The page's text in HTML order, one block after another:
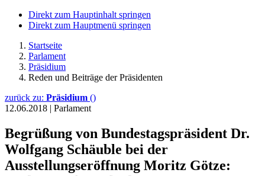
Direkt zum Hauptinhalt springen
Direkt zum Hauptmenü springen
Startseite
Parlament
Präsidium
Reden und Beiträge der Präsidenten
zurück zu: Präsidium ()
12.06.2018 | Parlament
Begrüßung von Bundestagspräsident Dr.
Wolfgang Schäuble bei der
Ausstellungseröffnung Moritz Götze: